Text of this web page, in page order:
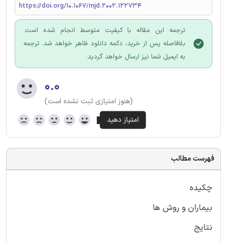
https://doi.org/10.1067/mjd.2002.122734
ترجمه این مقاله با کیفیت متوسط انجام شده است.
بلافاصله پس از خرید، دکمه دانلود ظاهر خواهد شد. ترجمه
به ایمیل شما نیز ارسال خواهد گردید.
۰.۰
(هنوز امتیازی ثبت نشده است)
فهرست مطالب
چکیده
بیماران و روش ها
نتایج